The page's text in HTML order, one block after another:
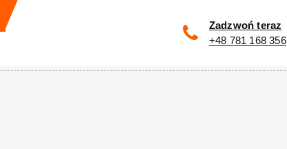
Zadzwoń teraz
+48 781 168 356